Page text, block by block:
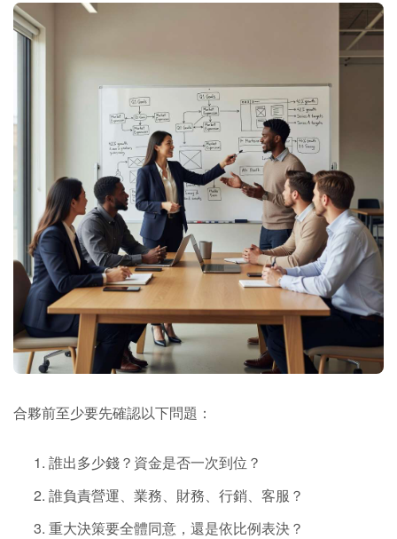
合夥前至少要先確認以下問題：
誰出多少錢？資金是否一次到位？
誰負責營運、業務、財務、行銷、客服？
重大決策要全體同意，還是依比例表決？